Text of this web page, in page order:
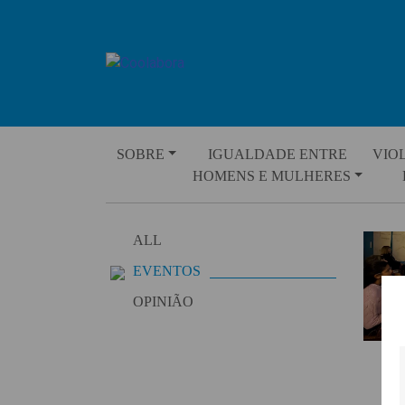
SOBRE
IGUALDADE ENTRE
HOMENS E MULHERES
ALL
EVENTOS
OPINIÃO